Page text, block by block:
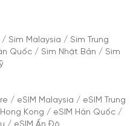
/ Sim Malaysia / Sim Trung
Quốc / Sim Nhật Bản / Sim
/ eSIM Malaysia / eSIM Trung
Kong / eSIM Hàn Quốc /